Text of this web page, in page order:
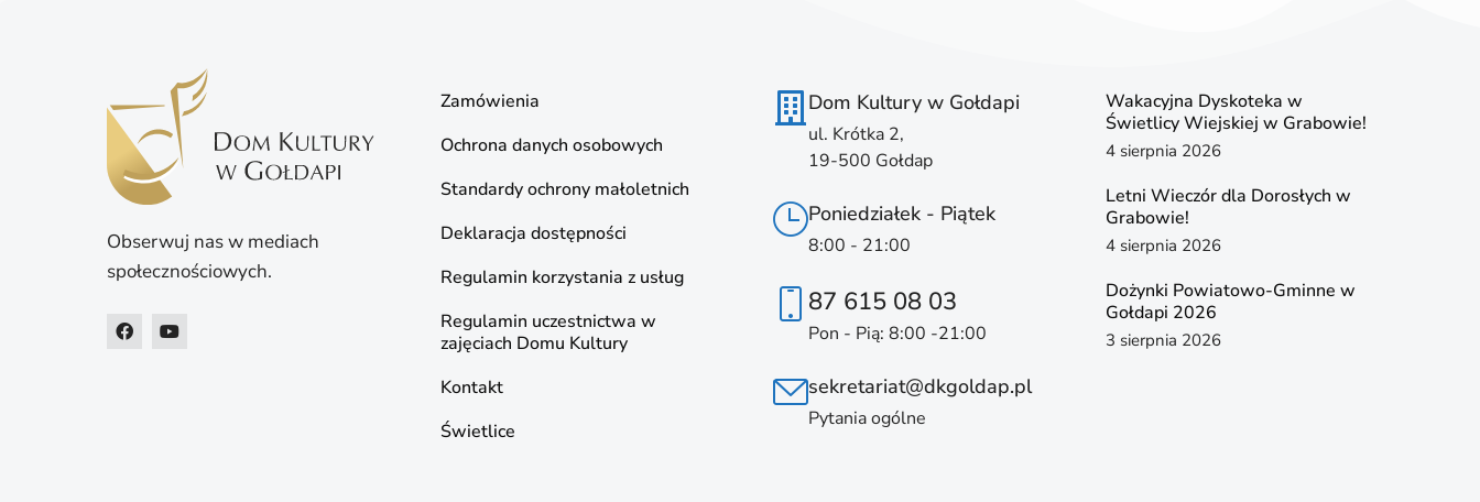
Obserwuj nas w mediach
społecznościowych.
Zamówienia
Ochrona danych osobowych
Standardy ochrony małoletnich
Deklaracja dostępności
Regulamin korzystania z usług
Regulamin uczestnictwa w
zajęciach Domu Kultury
Kontakt
Świetlice
Dom Kultury w Gołdapi
ul. Krótka 2,
19-500 Gołdap
Poniedziałek - Piątek
8:00 - 21:00
87 615 08 03
Pon - Pią: 8:00 -21:00
sekretariat@dkgoldap.pl
Pytania ogólne
Wakacyjna Dyskoteka w
Świetlicy Wiejskiej w Grabowie!
4 sierpnia 2026
Letni Wieczór dla Dorosłych w
Grabowie!
4 sierpnia 2026
Dożynki Powiatowo-Gminne w
Gołdapi 2026
3 sierpnia 2026